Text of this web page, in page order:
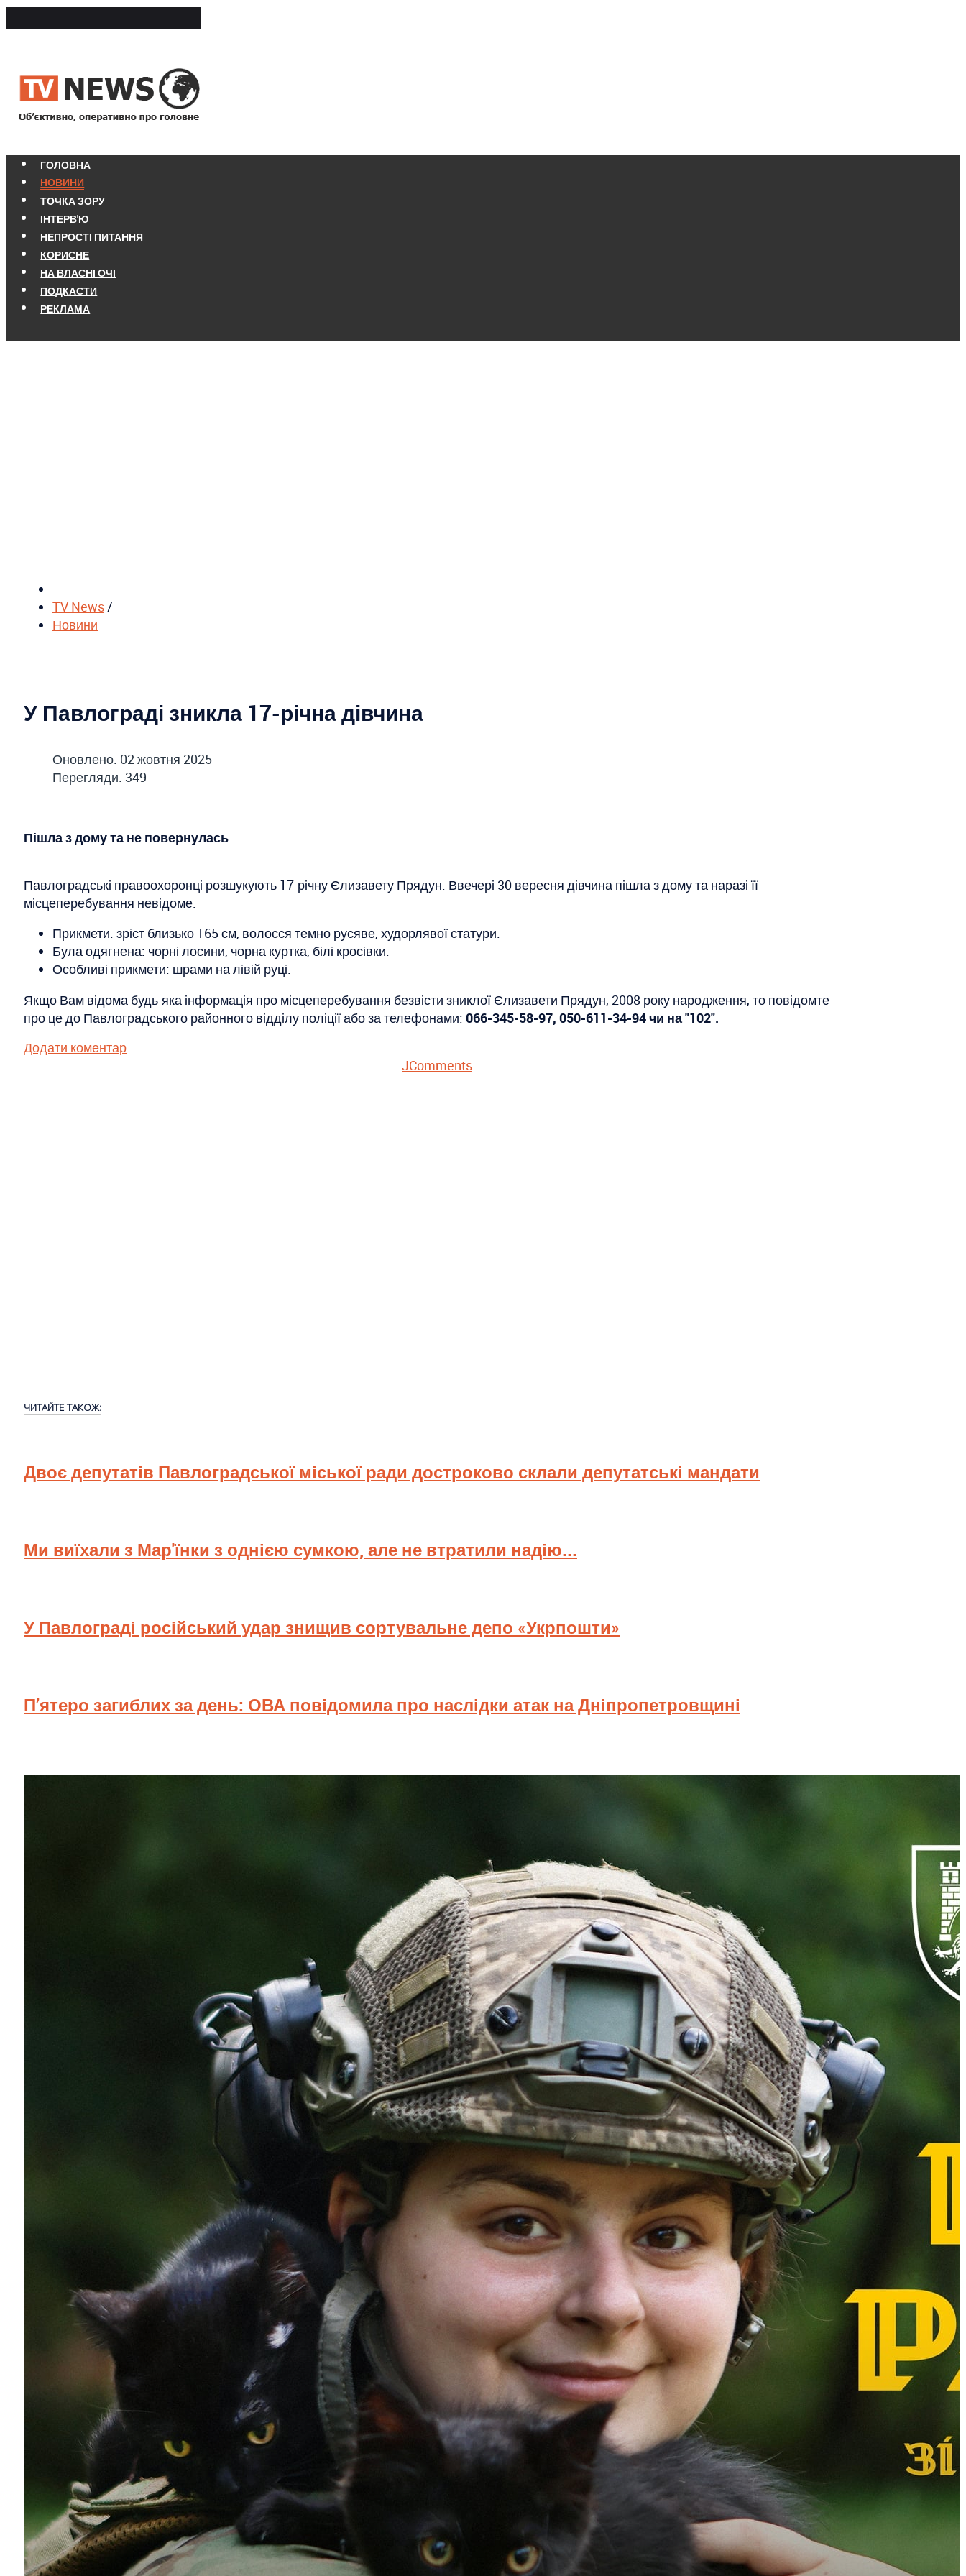
ГОЛОВНА
НОВИНИ
ТОЧКА ЗОРУ
ІНТЕРВ'Ю
НЕПРОСТІ ПИТАННЯ
КОРИСНЕ
НА ВЛАСНІ ОЧІ
ПОДКАСТИ
РЕКЛАМА
TV News /
Новини
У Павлограді зникла 17-річна дівчина
Оновлено: 02 жовтня 2025
Перегляди: 349
Пішла з дому та не повернулась
Павлоградські правоохоронці розшукують 17-річну Єлизавету Прядун. Ввечері 30 вересня дівчина пішла з дому та наразі її
місцеперебування невідоме.
Прикмети: зріст близько 165 см, волосся темно русяве, худорлявої статури.
Була одягнена: чорні лосини, чорна куртка, білі кросівки.
Особливі прикмети: шрами на лівій руці.
Якщо Вам відома будь-яка інформація про місцеперебування безвісти зниклої Єлизавети Прядун, 2008 року народження, то повідомте
про це до Павлоградського районного відділу поліції або за телефонами: 066-345-58-97, 050-611-34-94 чи на "102".
Додати коментар
JComments
ЧИТАЙТЕ ТАКОЖ:
Двоє депутатів Павлоградської міської ради достроково склали депутатські мандати
Ми виїхали з Мар'їнки з однією сумкою, але не втратили надію...
У Павлограді російський удар знищив сортувальне депо «Укрпошти»
П’ятеро загиблих за день: ОВА повідомила про наслідки атак на Дніпропетровщині